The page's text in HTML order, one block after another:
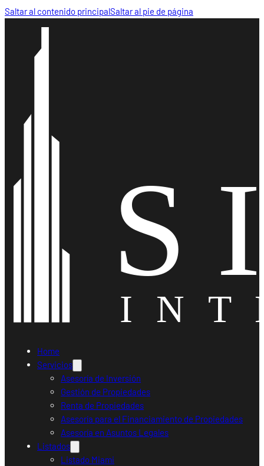
Saltar al contenido principalSaltar al pie de página
Home
Servicios
Asesoría de Inversión
Gestión de Propiedades
Renta de Propiedades
Asesoría para el Financiamiento de Propiedades
Asesoría en Asuntos Legales
Listados
Listado Miami